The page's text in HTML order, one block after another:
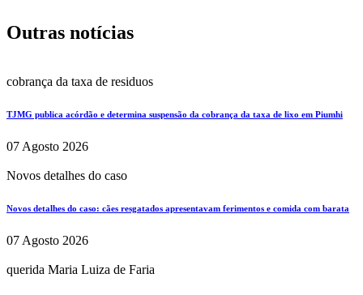
Outras notícias
cobrança da taxa de residuos
TJMG publica acórdão e determina suspensão da cobrança da taxa de lixo em Piumhi
07 Agosto 2026
Novos detalhes do caso
Novos detalhes do caso: cães resgatados apresentavam ferimentos e comida com barata
07 Agosto 2026
querida Maria Luiza de Faria